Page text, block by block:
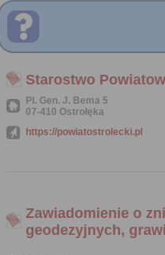
Starostwo
Pl. Gen. J. Bema 5
07-410 Ostrołęka
https://powiatostrolecki.pl
Zawiadomienie o
geodezyjnych,